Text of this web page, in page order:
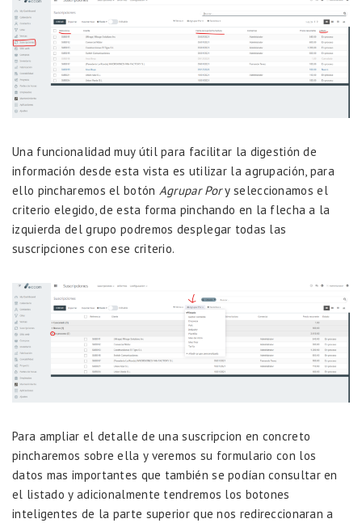
Una funcionalidad muy útil para facilitar la digestión de
información desde esta vista es utilizar la agrupación, para
ello pincharemos el botón Agrupar Pory seleccionamos el
criterio elegido, de esta forma pinchando en la flecha a la
izquierda del grupo podremos desplegar todas las
suscripciones con ese criterio.
Para ampliar el detalle de una suscripcion en concreto
pincharemos sobre ella y veremos su formulario con los
datos mas importantes que también se podían consultar en
el listado y adicionalmente tendremos los botones
inteligentes de la parte superior que nos redireccionaran a